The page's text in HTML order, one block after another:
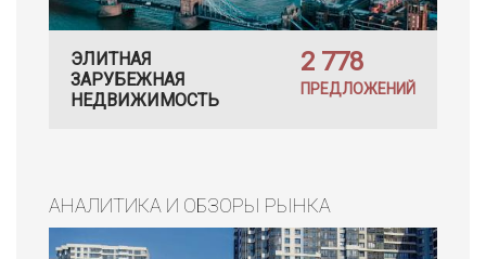
ЭЛИТНАЯ
ЗАРУБЕЖНАЯ
НЕДВИЖИМОСТЬ
2 778
ПРЕДЛОЖЕНИЙ
АНАЛИТИКА И ОБЗОРЫ РЫНКА